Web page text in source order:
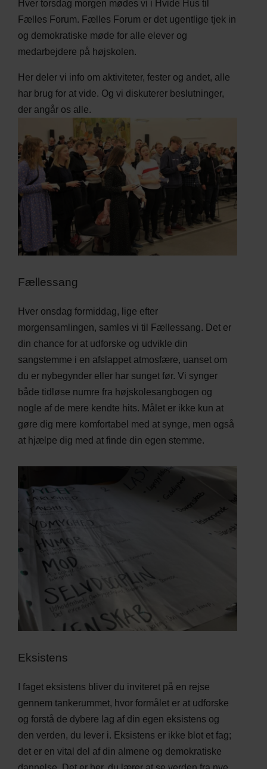
Hver torsdag morgen mødes vi i Hvide Hus til
Fælles Forum. Fælles Forum er det ugentlige tjek in
og demokratiske møde for alle elever og
medarbejdere på højskolen.
Her deler vi info om aktiviteter, fester og andet, alle
har brug for at vide. Og vi diskuterer beslutninger,
der angår os alle.
Fællessang
Hver onsdag formiddag, lige efter
morgensamlingen, samles vi til Fællessang. Det er
din chance for at udforske og udvikle din
sangstemme i en afslappet atmosfære, uanset om
du er nybegynder eller har sunget før. Vi synger
både tidløse numre fra højskolesangbogen og
nogle af de mere kendte hits. Målet er ikke kun at
gøre dig mere komfortabel med at synge, men også
at hjælpe dig med at finde din egen stemme.
Eksistens
I faget eksistens bliver du inviteret på en rejse
gennem tankerummet, hvor formålet er at udforske
og forstå de dybere lag af din egen eksistens og
den verden, du lever i. Eksistens er ikke blot et fag;
det er en vital del af din almene og demokratiske